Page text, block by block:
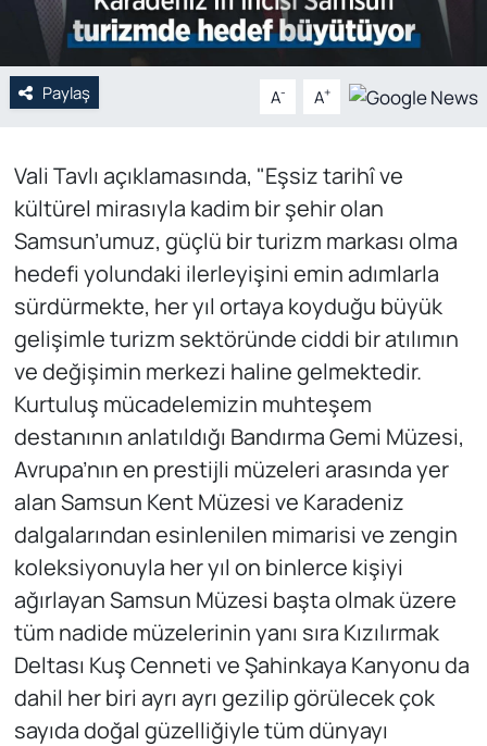
Paylaş A- A+
Vali Tavlı açıklamasında, "Eşsiz tarihî ve
kültürel mirasıyla kadim bir şehir olan
Samsun’umuz, güçlü bir turizm markası olma
hedefi yolundaki ilerleyişini emin adımlarla
sürdürmekte, her yıl ortaya koyduğu büyük
gelişimle turizm sektöründe ciddi bir atılımın
ve değişimin merkezi haline gelmektedir.
Kurtuluş mücadelemizin muhteşem
destanının anlatıldığı Bandırma Gemi Müzesi,
Avrupa’nın en prestijli müzeleri arasında yer
alan Samsun Kent Müzesi ve Karadeniz
dalgalarından esinlenilen mimarisi ve zengin
koleksiyonuyla her yıl on binlerce kişiyi
ağırlayan Samsun Müzesi başta olmak üzere
tüm nadide müzelerinin yanı sıra Kızılırmak
Deltası Kuş Cenneti ve Şahinkaya Kanyonu da
dahil her biri ayrı ayrı gezilip görülecek çok
sayıda doğal güzelliğiyle tüm dünyayı
Spor
Web Tv